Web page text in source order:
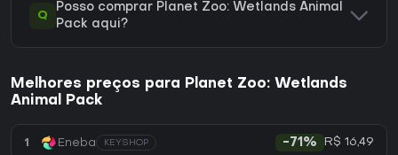
Q
Posso comprar Planet Zoo: Wetlands Animal
Pack aqui?
Melhores preços para Planet Zoo: Wetlands
Animal Pack
1 Eneba KEYSHOP -71% R$ 16,49